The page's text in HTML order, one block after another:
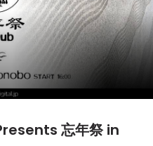
忘年祭 in